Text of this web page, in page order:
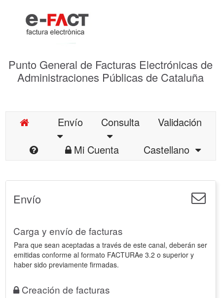
Punto General de Facturas Electrónicas de
Administraciones Públicas de Cataluña
Envío Consulta
Validación
Mi Cuenta
Castellano
Envío
Carga y envío de facturas
Para que sean aceptadas a través de este canal, deberán ser
emitidas conforme al formato FACTURAe 3.2 o superior y
haber sido previamente firmadas.
Creación de facturas